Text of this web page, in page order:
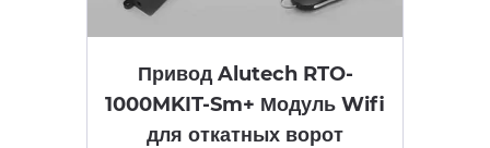
Привод Alutech RTO-
1000MKIT-Sm+ Модуль Wifi
для откатных ворот